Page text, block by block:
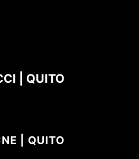
| QUITO
| QUITO